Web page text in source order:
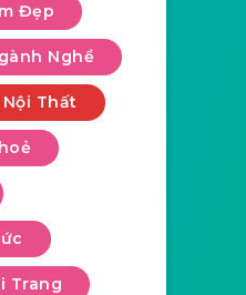
Đẹp
Nghề
Nội Thất
Trang